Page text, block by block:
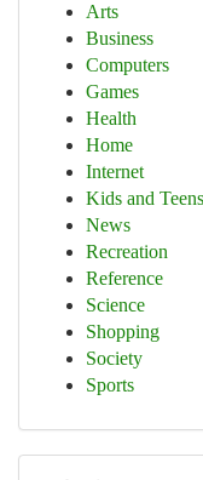
Arts
Business
Computers
Games
Health
Home
Internet
Kids and Teens
News
Recreation
Reference
Science
Shopping
Society
Sports